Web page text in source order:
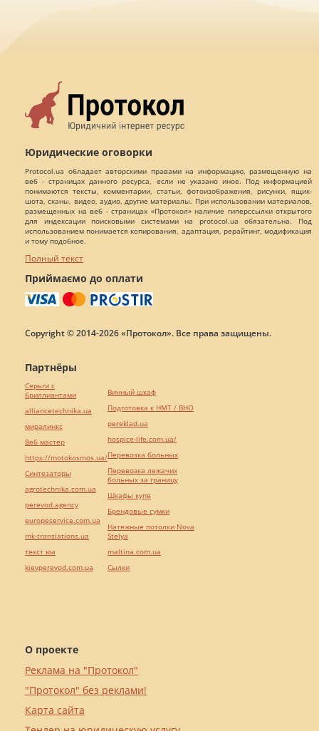
Юридические оговорки
Protocol.ua обладает авторскими правами на информацию, размещенную на
веб - страницах данного ресурса, если не указано иное. Под информацией
понимаются тексты, комментарии, статьи, фотоизображения, рисунки, ящик-
шота, сканы, видео, аудио, другие материалы. При использовании материалов,
размещенных на веб - страницах «Протокол» наличие гиперссылки открытого
для индексации поисковыми системами на protocol.ua обязательна. Под
использованием понимается копирования, адаптация, рерайтинг, модификация
и тому подобное.
Полный текст
Приймаємо до оплати
Copyright © 2014-2026 «Протокол». Все права защищены.
О проекте
Реклама на "Протокол"
"Протокол" без реклами!
Карта сайта
Партнёры
Серьги с
бриллиантами
alliancetechnika.ua
миралинкс
Веб мастер
https://motokosmos.ua/
Синтезаторы
agrotechnika.com.ua
perevod.agency
europeservice.com.ua
mk-translations.ua
текст юа
kievperevod.com.ua
Винный шкаф
Подготовка к НМТ / ВНО
pereklad.ua
hospice-life.com.ua/
Перевозка больных
Перевозка лежачих
больных за границу
Шкафы купе
Брендовые сумки
Натяжные потолки Nova
Stelya
maltina.com.ua
Cылки